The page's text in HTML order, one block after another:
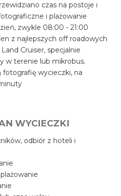
czas na postoje i
i plażowanie
zwykle 08:00 - 21:00
z najlepszych off roadowych
Cruiser, specjalnie
w terenie lub mikrobus.
fotografię wycieczki, na
WYCIECZKI
odbiór z hoteli i